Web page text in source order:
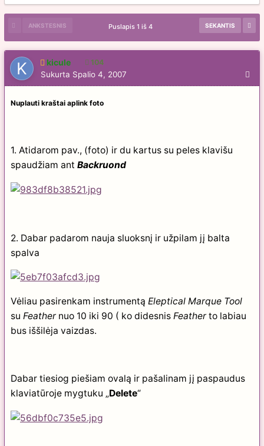
ANKSTESNIS SEKANTIS
Puslapis 1 iš 4
kicule 104
Sukurta Spalio 4, 2007
Nuplauti kraštai aplink foto
1. Atidarom pav., (foto) ir du kartus su peles klavišu
spaudžiam ant Backruond
2. Dabar padarom nauja sluoksnį ir užpilam jį balta
spalva
Vėliau pasirenkam instrumentą Eleptical Marque Tool
su Feather nuo 10 iki 90 ( ko didesnis Feather to labiau
bus iššilėja vaizdas.
Dabar tiesiog piešiam ovalą ir pašalinam jį paspaudus
klaviatūroje mygtuku „Delete“